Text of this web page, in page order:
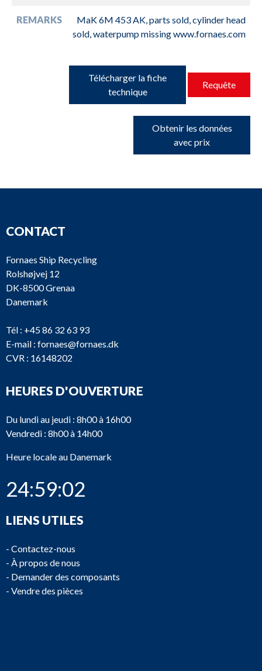
REMARKS
MaK 6M 453 AK, parts sold, cylinder head
sold, waterpump missing www.fornaes.com
Télécharger la fiche
technique
Requête
Obtenir les données
avec prix
CONTACT
Fornaes Ship Recycling
Rolshøjvej 12
DK-8500 Grenaa
Danemark
Tél : +45 86 32 63 93
E-mail : fornaes@fornaes.dk
CVR : 16148202
HEURES D'OUVERTURE
Du lundi au jeudi : 8h00 à 16h00
Vendredi : 8h00 à 14h00
Heure locale au Danemark
24:59:02
LIENS UTILES
- Contactez-nous
- À propos de nous
- Demander des composants
- Vendre des pièces